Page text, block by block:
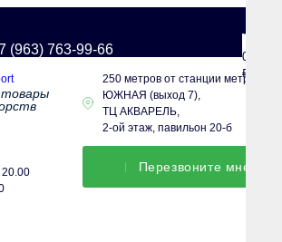
(963) 763-99-66
0
₽
250 метров от станции метро
ЮЖНАЯ (выход 7),
ТЦ АКВАРЕЛЬ,
2-ой этаж, павильон 20-б
Перезвонитe мне